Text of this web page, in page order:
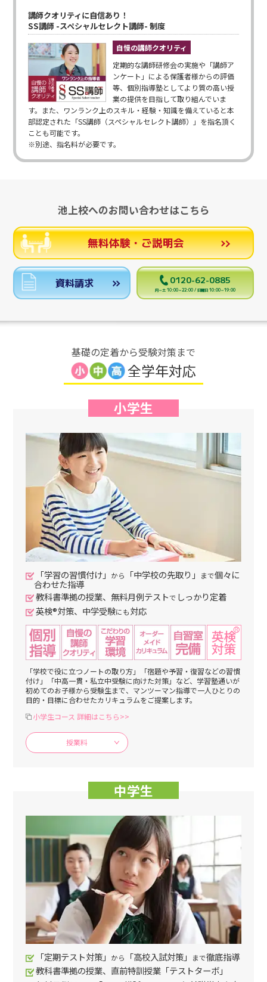
講師クオリティに自信あり！
SS講師 -スペシャルセレクト講師- 制度
自慢の講師クオリティ
定期的な講師研修会の実施や「講師ア
ンケート」による保護者様からの評価
等、個別指導塾としてより質の高い授
業の提供を目指して取り組んでいま
す。また、ワンランク上のスキル・経験・知識を備えていると本
部認定された「SS講師（スペシャルセレクト講師）」を指名頂く
ことも可能です。
※別途、指名料が必要です。
池上校へのお問い合わせはこちら
無料体験・ご説明会
資料請求 0120-62-0885
月～土 10:00～22:00 / 日曜日 10:00～19:00
基礎の定着から受験対策まで
全学年対応
小学生
「学習の習慣付け」 から 「中学校の先取り」 まで個々に
合わせた指導
教科書準拠の授業、無料月例テストで しっかり定着
英検®対策、中学受験にも対応
「学校で役に立つノートの取り方」「宿題や予習・復習などの習慣
付け」「中高一貫・私立中受験に向けた対策」など、学習塾通いが
初めてのお子様から受験生まで、マンツーマン指導で一人ひとりの
目的・目標に合わせたカリキュラムをご提案します。
小学生コース 詳細はこちら>>
授業料
中学生
「定期テスト対策」 から 「高校入試対策」 まで徹底指導
教科書準拠の授業、直前特訓授業「テストターボ」